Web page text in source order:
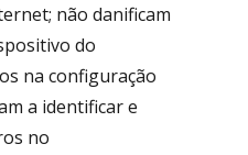
não danificam
do
na configuração
a identificar e
no